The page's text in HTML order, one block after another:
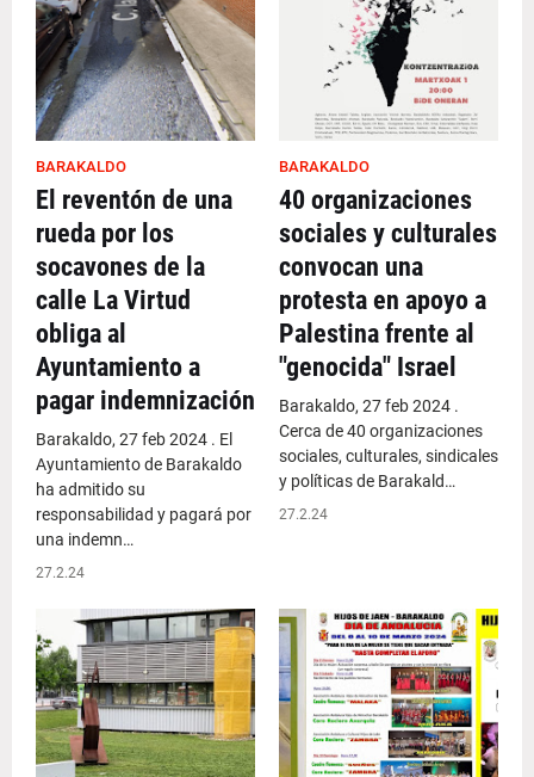
BARAKALDO
El reventón de una
rueda por los
socavones de la
calle La Virtud
obliga al
Ayuntamiento a
pagar indemnización
Barakaldo, 27 feb 2024 . El
Ayuntamiento de Barakaldo
ha admitido su
responsabilidad y pagará por
una indemn…
27.2.24
BARAKALDO
40 organizaciones
sociales y culturales
convocan una
protesta en apoyo a
Palestina frente al
"genocida" Israel
Barakaldo, 27 feb 2024 .
Cerca de 40 organizaciones
sociales, culturales, sindicales
y políticas de Barakald…
27.2.24